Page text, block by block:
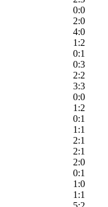
0:0
2:0
4:0
1:2
0:1
0:3
2:2
3:3
0:0
1:2
0:1
1:1
2:1
2:1
2:0
0:1
1:0
1:1